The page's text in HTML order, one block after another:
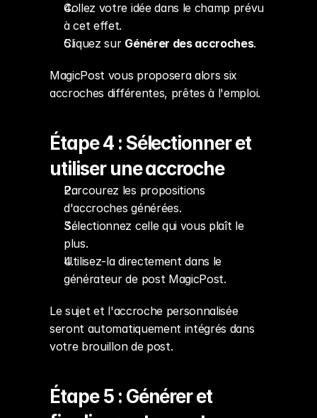
Collez votre idée dans le champ prévu
à cet effet.
Cliquez sur Générer des accroches.
MagicPost vous proposera alors six
accroches différentes, prêtes à l'emploi.
Étape 4 : Sélectionner et
utiliser une accroche
Parcourez les propositions
d'accroches générées.
Sélectionnez celle qui vous plaît le
plus.
Utilisez-la directement dans le
générateur de post MagicPost.
Le sujet et l'accroche personnalisée
seront automatiquement intégrés dans
votre brouillon de post.
Étape 5 : Générer et